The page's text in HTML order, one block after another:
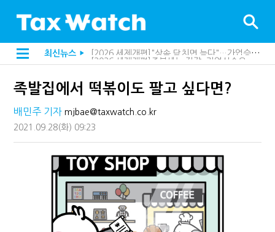
최신뉴스 ▶
[2026 세제개편]종부세는 집값, 가업상속은 기술…납세자가 꼭 볼 5가지
해외 안 갔는데 긁힌 신용카드…관세청이 몇분 만에 찾아낸 비결은?
족발집에서 떡볶이도 팔고 싶다면?
배민주 기자 mjbae@taxwatch.co.kr
2021.09.28(화) 09:23